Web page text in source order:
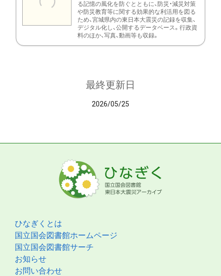
る記憶の風化を防ぐとともに、防災・減災対策
や防災教育等に関する効果的な利活用を図る
ため、宮城県内の東日本大震災の記録を収集、
デジタル化し、公開するデータベース。行政資
料のほか、写真、動画等も収録。
最終更新日
2026/05/25
ひなぎくとは
国立国会図書館ホームページ
国立国会図書館サーチ
お知らせ
お問い合わせ